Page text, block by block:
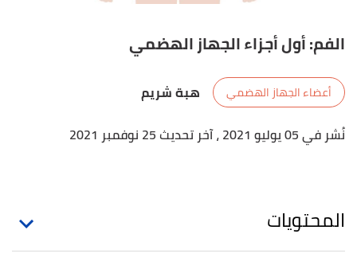
الفم: أول أجزاء الجهاز الهضمي
أعضاء الجهاز الهضمي
هبة شريم
نُشر في 05 يوليو 2021
، آخر تحديث 25 نوفمبر 2021
المحتويات